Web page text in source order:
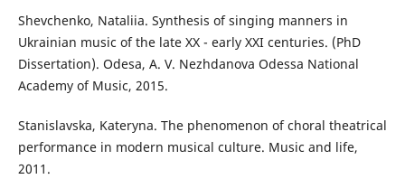
Shevchenko, Nataliia. Synthesis of singing manners in
Ukrainian music of the late XX - early XXI centuries. (PhD
Dissertation). Odesa, A. V. Nezhdanova Odessa National
Academy of Music, 2015.
Stanislavska, Kateryna. The phenomenon of choral theatrical
performance in modern musical culture. Music and life,
2011.